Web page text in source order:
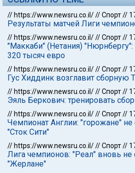
// https://www.newsru.co.il///Спорт//
Результаты матчей Лиги
// https://www.newsru.co.il///Спорт//
"Маккаби" (Нетания) "Нюрнбергу":
320 тысяч евро
// https://www.newsru.co.il///Спорт//
Гус Хиддинк возглавит сборную
// https://www.newsru.co.il///Спорт//
Эяль Беркович: тренировать
// https://www.newsru.co.il///Спорт//
Чемпионат Англии: "горожане"
"Сток Сити"
// https://www.newsru.co.il///Спорт//
Лига чемпионов: "Реал" вновь не
"Жерлане"